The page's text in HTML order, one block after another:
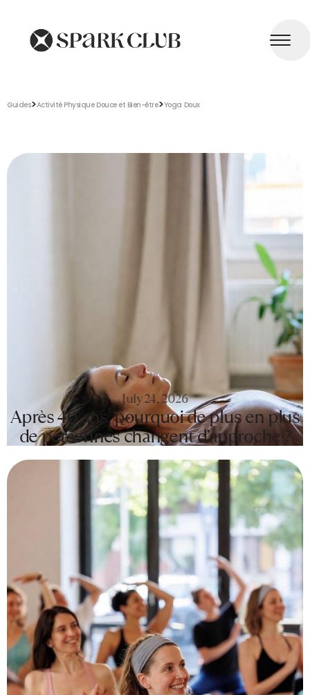
Guides>Activité Physique Douce et Bien-être>Yoga Doux
July 24, 2026
Après 40 ans, pourquoi de plus en plus
de personnes changent d’approche ?